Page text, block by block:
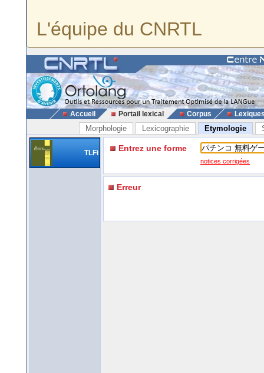
L'équipe du CNRTL
Accueil Portail lexical Corpus
Morphologie Lexicographie Etymologie
TLFi Entrez une forme
notices corrigées
Erreur